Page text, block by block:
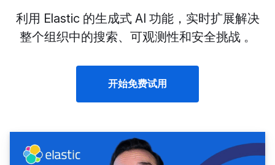
利用 Elastic 的生成式 AI 功能，实时扩展解决
整个组织中的搜索、可观测性和安全挑战 。
开始免费试用